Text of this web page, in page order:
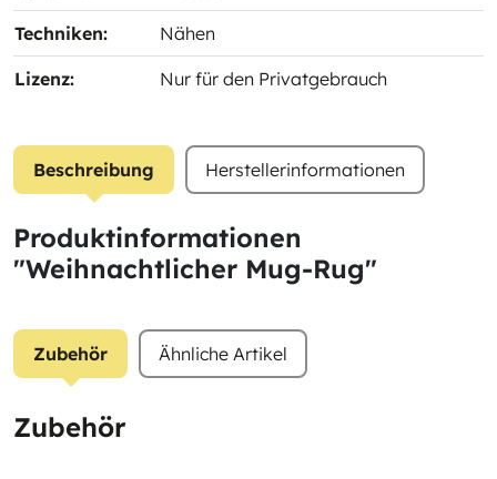
Techniken: Nähen
Lizenz: Nur für den Privatgebrauch
Beschreibung Herstellerinformationen
Produktinformationen
"Weihnachtlicher Mug-Rug"
Zubehör Ähnliche Artikel
Zubehör